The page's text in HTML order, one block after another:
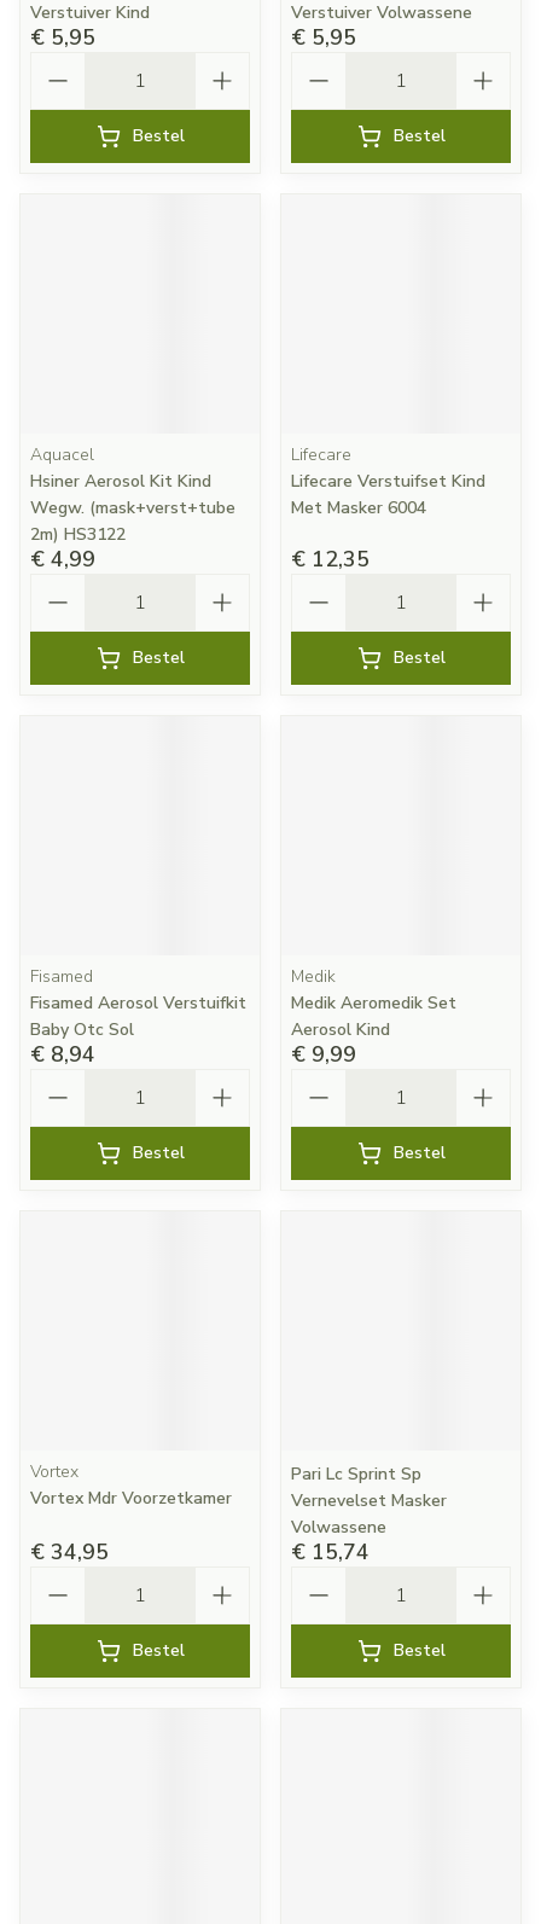
Verstuiver Kind
€ 5,95
Bestel
Verstuiver Volwassene
€ 5,95
Bestel
Aquacel
Hsiner Aerosol Kit Kind
Wegw. (mask+verst+tube
2m) HS3122
€ 4,99
Bestel
Lifecare
Lifecare Verstuifset Kind
Met Masker 6004
€ 12,35
Bestel
Fisamed
Fisamed Aerosol Verstuifkit
Baby Otc Sol
€ 8,94
Bestel
Medik
Medik Aeromedik Set
Aerosol Kind
€ 9,99
Bestel
Vortex
Vortex Mdr Voorzetkamer
€ 34,95
Bestel
Pari Lc Sprint Sp
Vernevelset Masker
Volwassene
€ 15,74
Bestel